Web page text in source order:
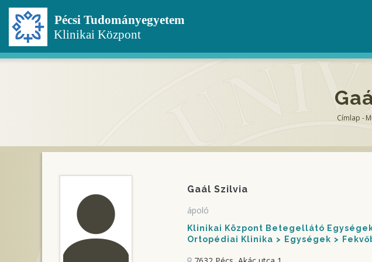
Ugrás
tartalomra
Címlap -
Gaál Szilvia
ápoló
Klinikai Központ Betegellátó
Ortopédiai Klinika
Egységek